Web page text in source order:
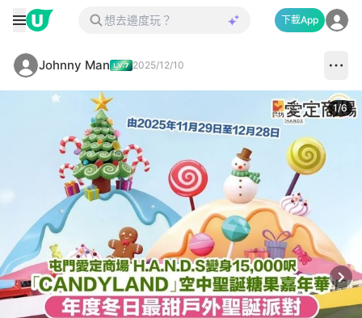
下載App
Johnny Man 2025/12/10
1/6